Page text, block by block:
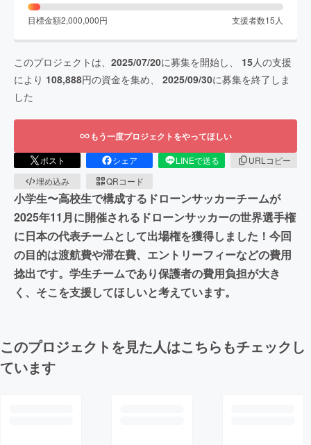
目標金額2,000,000円 支援者数15 人
このプロジェクトは、 2025/07/20に募集を開始し、 15人の支援
により 108,888円の資金を集め、 2025/09/30に募集を終了しま
した
もう一度プロジェクトをやってほしい
ポスト シェア LINEで送る
URLコピー
埋め込み
QRコード
小学生〜高校生で構成するドローンサッカーチームが
2025年11月に開催されるドローンサッカーの世界選手権
に日本の代表チームとして出場権を獲得しました！今回
の目的は渡航費や滞在費、エントリーフィーなどの費用
捻出です。学生チームであり保護者の費用負担が大き
く、そこを支援してほしいと考えています。
このプロジェクトを見た人はこちらもチェックし
ています